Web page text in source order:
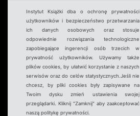
Instytut Książki dba o ochronę prywatności
użytkowników i bezpieczeństwo przetwarzania
ich danych osobowych oraz stosuje
odpowiednie rozwiązania technologiczne
zapobiegające ingerencji osób trzecich w
prywatność użytkowników. Używamy także
plików cookies, by ułatwić korzystanie z naszych
serwisów oraz do celów statystycznych.Jeśli nie
chcesz, by pliki cookies były zapisywane na
Twoim dysku zmień ustawienia swojej
przeglądarki. Kliknij "Zamknij" aby zaakceptować
naszą politykę prywatności.